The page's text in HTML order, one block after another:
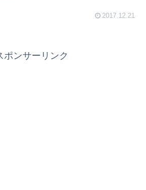
2017.12.21
ポンサーリンク